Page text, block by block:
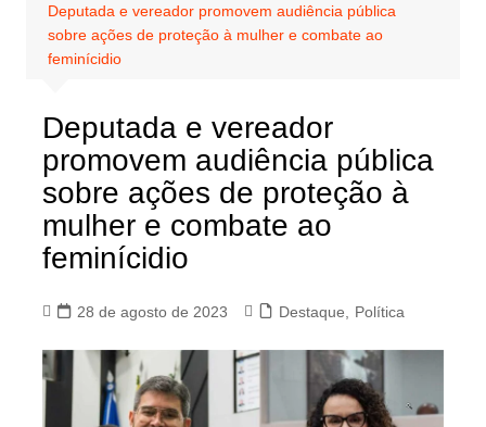
Deputada e vereador promovem audiência pública
sobre ações de proteção à mulher e combate ao
feminícidio
Deputada e vereador
promovem audiência pública
sobre ações de proteção à
mulher e combate ao
feminícidio
28 de agosto de 2023 Destaque Política